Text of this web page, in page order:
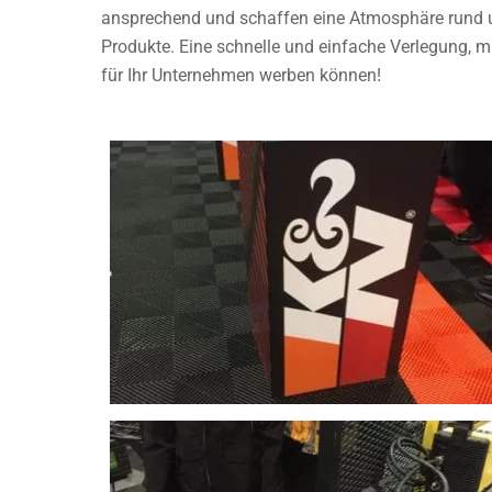
ansprechend und schaffen eine Atmosphäre rund
Produkte. Eine schnelle und einfache Verlegung,
für Ihr Unternehmen werben können!